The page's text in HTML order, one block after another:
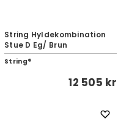
String Hyldekombination
Stue D Eg/ Brun
String®
12 505 kr